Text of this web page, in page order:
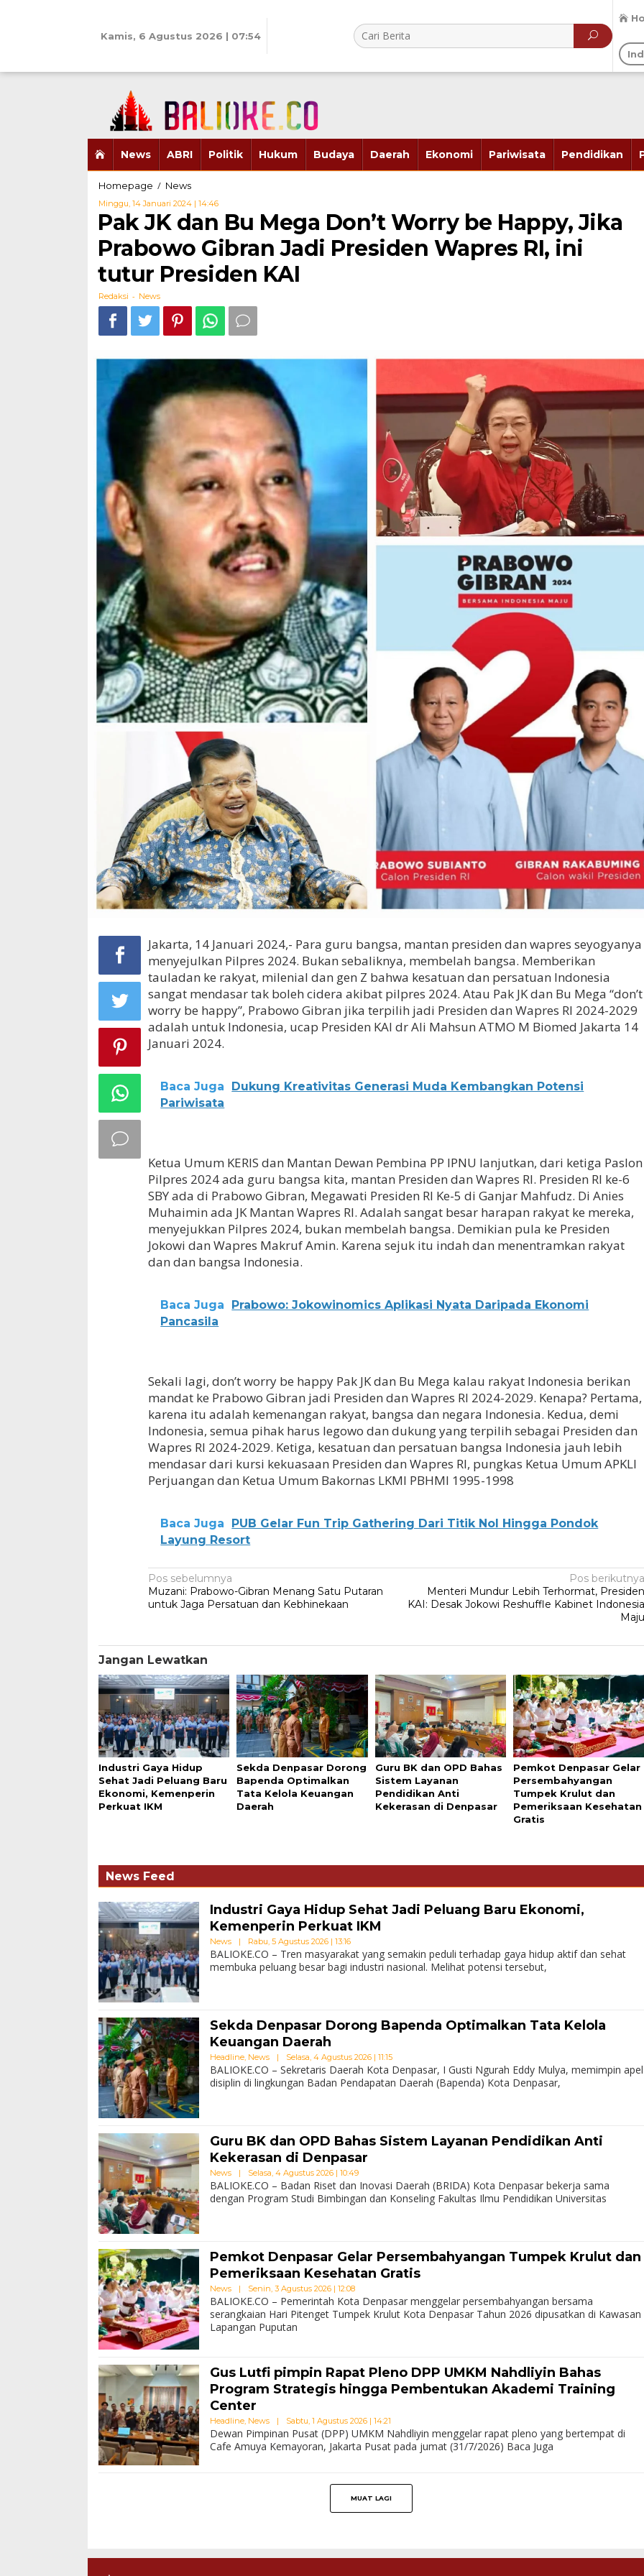
Kamis, 6 Agustus 2026 | 07:54
News ABRI Politik Hukum Budaya Daerah Ekonomi Pariwisata Pendidikan
Homepage / NewsPak
JK
dan
Bu
Don't
Worry
be
Prabowo
Gibran
Jadi
ini
tutur
Presiden
Minggu, 14 Januari 2024 | 14:46Oleh
Redaksi
Pak JK dan Bu Mega Don’t Worry be Happy, Jika
Prabowo Gibran Jadi Presiden Wapres RI, ini
tutur Presiden KAI
Redaksi - News
Jakarta, 14 Januari 2024,- Para guru bangsa, mantan presiden dan wapres seyogyanya
menyejulkan Pilpres 2024. Bukan sebaliknya, membelah bangsa. Memberikan
tauladan ke rakyat, milenial dan gen Z bahwa kesatuan dan persatuan Indonesia
sangat mendasar tak boleh cidera akibat pilpres 2024. Atau Pak JK dan Bu Mega “don’t
worry be happy”, Prabowo Gibran jika terpilih jadi Presiden dan Wapres RI 2024-2029
adalah untuk Indonesia, ucap Presiden KAI dr Ali Mahsun ATMO M Biomed Jakarta 14
Januari 2024.
Baca Juga
Dukung Kreativitas Generasi Muda Kembangkan Potensi
Pariwisata
Ketua Umum KERIS dan Mantan Dewan Pembina PP IPNU lanjutkan, dari ketiga Paslon
Pilpres 2024 ada guru bangsa kita, mantan Presiden dan Wapres RI. Presiden RI ke-6
SBY ada di Prabowo Gibran, Megawati Presiden RI Ke-5 di Ganjar Mahfudz. Di Anies
Muhaimin ada JK Mantan Wapres RI. Adalah sangat besar harapan rakyat ke mereka,
menyejukkan Pilpres 2024, bukan membelah bangsa. Demikian pula ke Presiden
Jokowi dan Wapres Makruf Amin. Karena sejuk itu indah dan menentramkan rakyat
dan dan bangsa Indonesia.
Baca Juga
Prabowo: Jokowinomics Aplikasi Nyata Daripada Ekonomi
Pancasila
Sekali lagi, don’t worry be happy Pak JK dan Bu Mega kalau rakyat Indonesia berikan
mandat ke Prabowo Gibran jadi Presiden dan Wapres RI 2024-2029. Kenapa? Pertama,
karena itu adalah kemenangan rakyat, bangsa dan negara Indonesia. Kedua, demi
Indonesia, semua pihak harus legowo dan dukung yang terpilih sebagai Presiden dan
Wapres RI 2024-2029. Ketiga, kesatuan dan persatuan bangsa Indonesia jauh lebih
mendasar dari kursi kekuasaan Presiden dan Wapres RI, pungkas Ketua Umum APKLI
Perjuangan dan Ketua Umum Bakornas LKMI PBHMI 1995-1998
Baca Juga
PUB Gelar Fun Trip Gathering Dari Titik Nol Hingga Pondok
Layung Resort
Navigasi
pos
Pos sebelumnya
Muzani: Prabowo-Gibran Menang Satu Putaran
untuk Jaga Persatuan dan Kebhinekaan
Pos berikutnya
Menteri Mundur Lebih Terhormat, Presiden
KAI: Desak Jokowi Reshuffle Kabinet Indonesia
Maju
Jangan Lewatkan
Industri Gaya Hidup
Sehat Jadi Peluang Baru
Ekonomi, Kemenperin
Perkuat IKM
Sekda Denpasar Dorong
Bapenda Optimalkan
Tata Kelola Keuangan
Daerah
Guru BK dan OPD Bahas
Sistem Layanan
Pendidikan Anti
Kekerasan di Denpasar
Pemkot Denpasar Gelar
Persembahyangan
Tumpek Krulut dan
Pemeriksaan Kesehatan
Gratis
News Feed
Industri Gaya Hidup Sehat Jadi Peluang Baru Ekonomi,
Kemenperin Perkuat IKM
News | Rabu, 5 Agustus 2026 | 13:16
BALIOKE.CO – Tren masyarakat yang semakin peduli terhadap gaya hidup aktif dan sehat
membuka peluang besar bagi industri nasional. Melihat potensi tersebut,
Sekda Denpasar Dorong Bapenda Optimalkan Tata Kelola
Keuangan Daerah
Headline, News | Selasa, 4 Agustus 2026 | 11:15
BALIOKE.CO – Sekretaris Daerah Kota Denpasar, I Gusti Ngurah Eddy Mulya, memimpin apel
disiplin di lingkungan Badan Pendapatan Daerah (Bapenda) Kota Denpasar,
Guru BK dan OPD Bahas Sistem Layanan Pendidikan Anti
Kekerasan di Denpasar
News | Selasa, 4 Agustus 2026 | 10:49
BALIOKE.CO – Badan Riset dan Inovasi Daerah (BRIDA) Kota Denpasar bekerja sama
dengan Program Studi Bimbingan dan Konseling Fakultas Ilmu Pendidikan Universitas
Pemkot Denpasar Gelar Persembahyangan Tumpek Krulut dan
Pemeriksaan Kesehatan Gratis
News | Senin, 3 Agustus 2026 | 12:08
BALIOKE.CO – Pemerintah Kota Denpasar menggelar persembahyangan bersama
serangkaian Hari Pitenget Tumpek Krulut Kota Denpasar Tahun 2026 dipusatkan di Kawasan
Lapangan Puputan
Gus Lutfi pimpin Rapat Pleno DPP UMKM Nahdliyin Bahas
Program Strategis hingga Pembentukan Akademi Training
Center
Headline, News | Sabtu, 1 Agustus 2026 | 14:21
Dewan Pimpinan Pusat (DPP) UMKM Nahdliyin menggelar rapat pleno yang bertempat di
Cafe Amuya Kemayoran, Jakarta Pusat pada jumat (31/7/2026) Baca Juga